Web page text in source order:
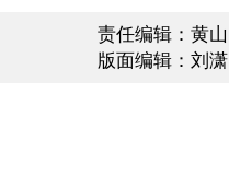
责任编辑：黄山
版面编辑：刘潇